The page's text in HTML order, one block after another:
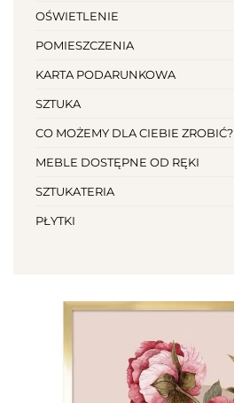
OŚWIETLENIE
POMIESZCZENIA
KARTA PODARUNKOWA
SZTUKA
CO MOŻEMY DLA CIEBIE ZROBIĆ?
MEBLE DOSTĘPNE OD RĘKI
SZTUKATERIA
PŁYTKI